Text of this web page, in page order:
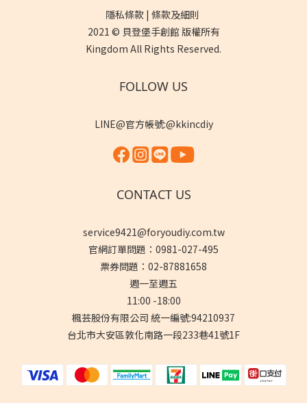
隱私條款 | 條款及細則
2021 © 貝登堡手創館 版權所有
Kingdom All Rights Reserved.
FOLLOW US
LINE@官方帳號:@kkincdiy
CONTACT US
service9421@foryoudiy.com.tw
官網訂單問題：0981-027-495
票券問題：02-87881658
週一至週五
11:00 -18:00
楓芸股份有限公司 統一編號:94210937
台北市大安區敦化南路一段233巷41號1F